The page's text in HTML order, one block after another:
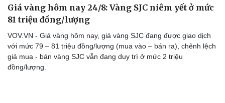
Giá vàng hôm nay 24/8: Vàng SJC niêm yết ở mức
81 triệu đồng/lượng
VOV.VN - Giá vàng hôm nay, giá vàng SJC đang được giao dịch
với mức 79 – 81 triệu đồng/lượng (mua vào – bán ra), chênh lệch
giá mua - bán vàng SJC vẫn đang duy trì ở mức 2 triệu
đồng/lượng.